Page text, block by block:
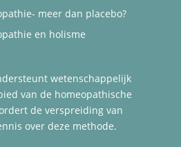
meer dan placebo?
en holisme
wetenschappelijk
van de homeopathische
de verspreiding van
over deze methode.